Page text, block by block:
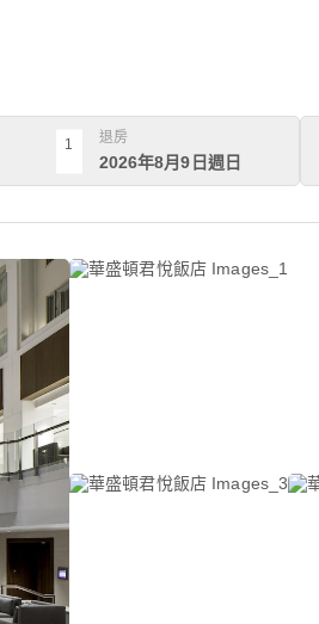
1 退房
2026年8月9日週日